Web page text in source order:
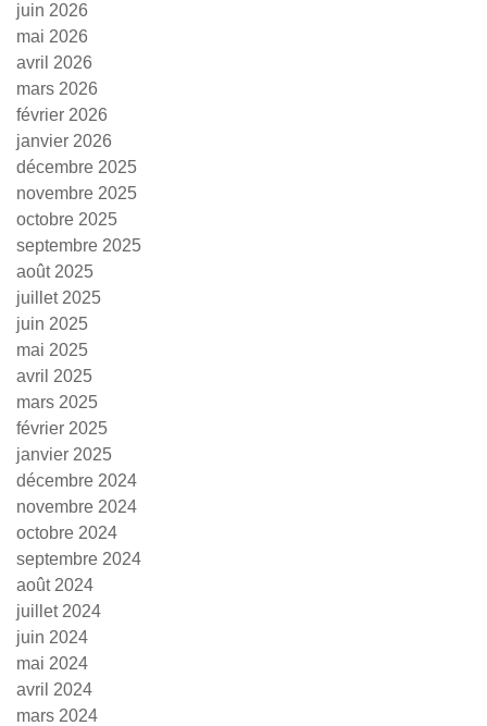
juin 2026
mai 2026
avril 2026
mars 2026
février 2026
janvier 2026
décembre 2025
novembre 2025
octobre 2025
septembre 2025
août 2025
juillet 2025
juin 2025
mai 2025
avril 2025
mars 2025
février 2025
janvier 2025
décembre 2024
novembre 2024
octobre 2024
septembre 2024
août 2024
juillet 2024
juin 2024
mai 2024
avril 2024
mars 2024